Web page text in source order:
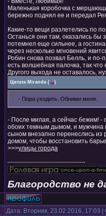
Маленькая коробочка с
бережно поднял ее и передал
Какие-то вещи разлетелись по
Останься они там, оказались
потемнел еще сильнее, а
через несколько мгновений
Робин снова позвал Белль, и по-
есть волшебная палочка, так
Другого выхода не оставалось,
Цитата Miranda ( )
- Пора уходить. Обними меня.
- После милая, а сейчас бежим! -
обоих темным дымом, и мужчина
сыном внезапно перенеслись из
домом, чтобы восстановить
>>>улицы города
Благородство не
Дата: Вторник, 23.02.2016, 17:03